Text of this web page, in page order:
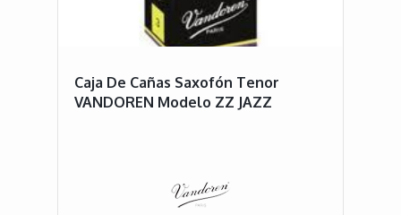
Caja De Cañas Saxofón Tenor
VANDOREN Modelo ZZ JAZZ